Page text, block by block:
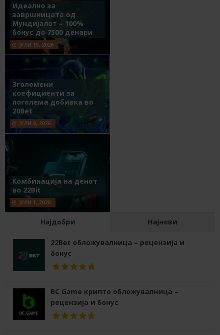
Идеално за
завршницата од
Мундијалот – 100%
бонус до 7500 денари
ЈУЛИ 15, 2026
Зголемени
коефициенти за
поголема добивка во
20Bet
ЈУЛИ 8, 2026
Комбинација на денот
во 22Bit
ЈУЛИ 1, 2026
Најдобри Најнови
22Bet обложувалница – рецензија и
бонус
BC Game крипто обложувалница –
рецензија и бонус